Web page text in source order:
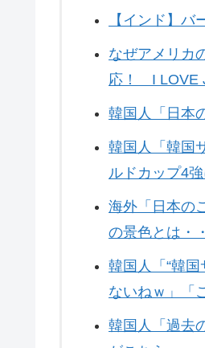
【インド】バ
なぜアメリカ
応！ I LOVE
韓国人「日本
韓国人「韓国
ルドカップ4
海外「日本の
の景色とは・
韓国人「“韓
ないねｗ」「
韓国人「過去